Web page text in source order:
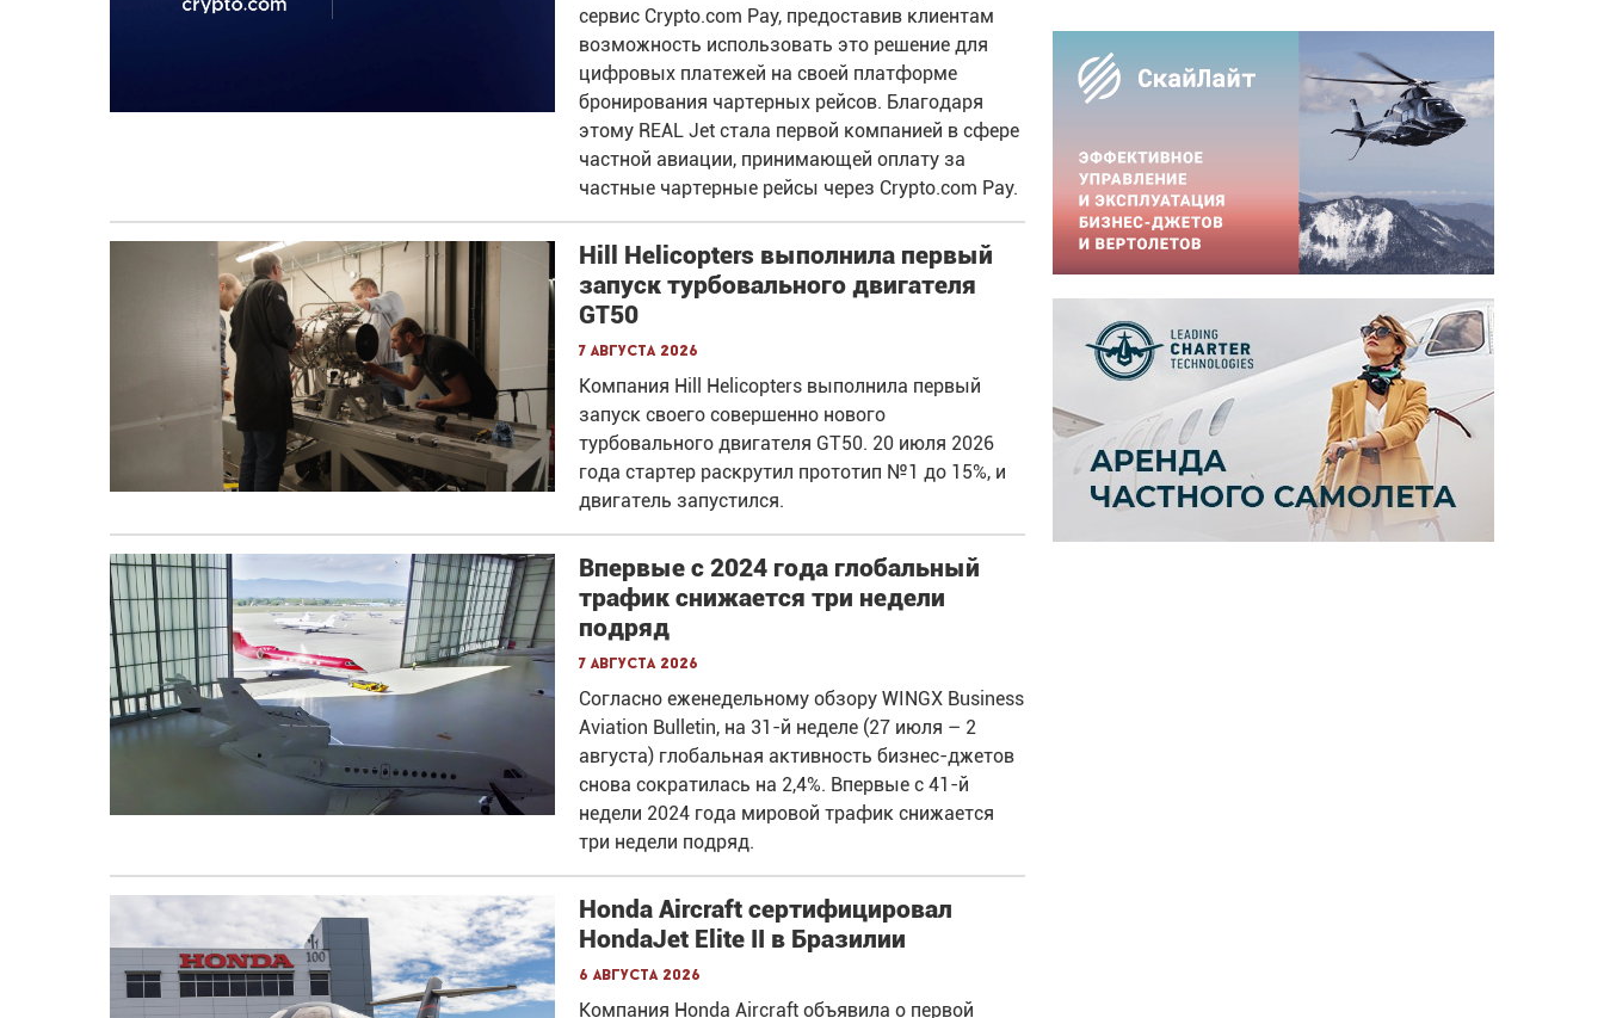
сервис Crypto.com Pay, предоставив клиентам
возможность использовать это решение для
цифровых платежей на своей платформе
бронирования чартерных рейсов. Благодаря
этому REAL Jet стала первой компанией в сфере
частной авиации, принимающей оплату за
частные чартерные рейсы через Crypto.com Pay.
Hill Helicopters выполнила первый
запуск турбовального двигателя
GT50
7 августа 2026
Компания Hill Helicopters выполнила первый
запуск своего совершенно нового
турбовального двигателя GT50. 20 июля 2026
года стартер раскрутил прототип №1 до 15%, и
двигатель запустился.
Впервые с 2024 года глобальный
трафик снижается три недели
подряд
7 августа 2026
Согласно еженедельному обзору WINGX Business
Aviation Bulletin, на 31-й неделе (27 июля – 2
августа) глобальная активность бизнес-джетов
снова сократилась на 2,4%. Впервые с 41-й
недели 2024 года мировой трафик снижается
три недели подряд.
Honda Aircraft сертифицировал
HondaJet Elite II в Бразилии
6 августа 2026
Компания Honda Aircraft объявила о первой